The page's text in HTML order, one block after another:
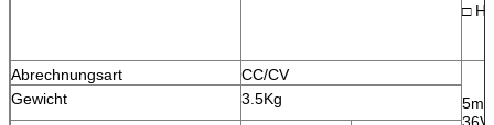
□
Abrechnungsart
CC/CV
Gewicht 3.5Kg